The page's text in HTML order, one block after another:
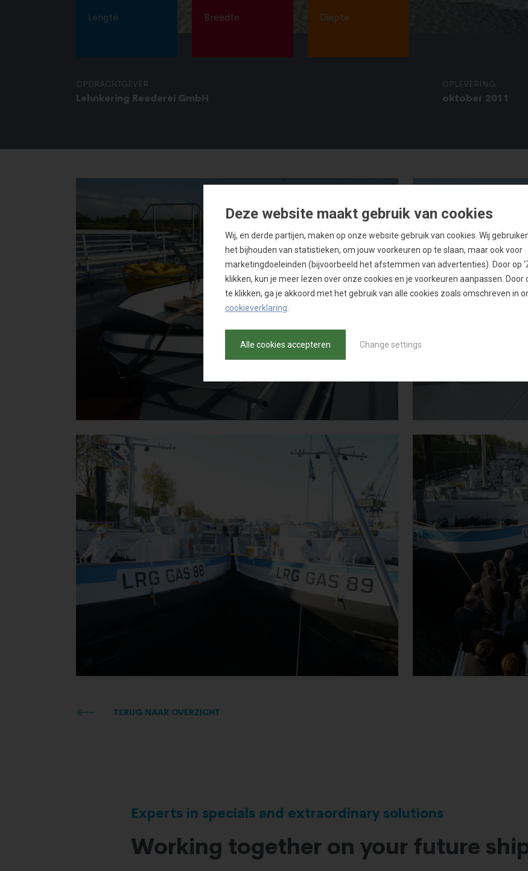
Lengte Breedte Diepte
OPDRACHTGEVER
Lehnkering Reederei GmbH
OPLEVERING
oktober 2011
TERUG NAAR OVERZICHT
Experts in specials and extraordinary solutions
Working together on your future
Deze website maakt gebruik van cookies
Wij, en derde partijen, maken op onze website gebruik van cookies. Wij
het bijhouden van statistieken, om jouw voorkeuren op te slaan, maar ook voor
marketingdoeleinden (bijvoorbeeld het afstemmen van advertenties). Door op
klikken, kun je meer lezen over onze cookies en je voorkeuren aanpassen. Door
te klikken, ga je akkoord met het gebruik van alle cookies zoals omschreven in
cookieverklaring
Alle cookies accepteren Change settings